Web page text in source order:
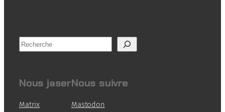
R
e
e
c
Nous jaser
Matrix
Nous suivre
Mastodon